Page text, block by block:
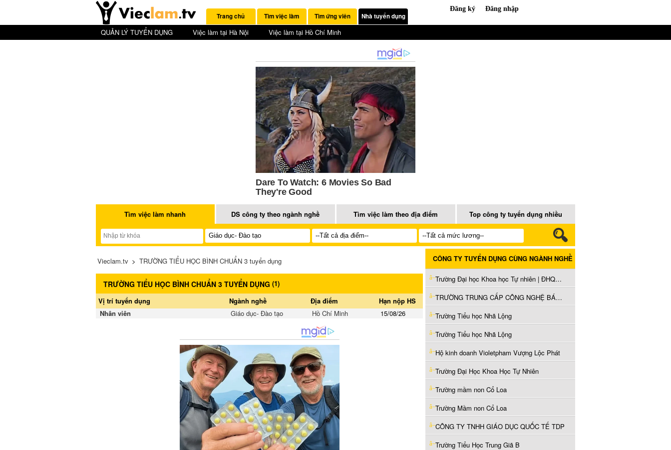
Trang chủ Tìm việc làm Tìm ứng viên Nhà tuyển dụng
QUẢN LÝ TUYỂN DỤNG Việc làm tại Hà Nội Việc làm tại Hồ Chí Minh
Tìm việc làm nhanh DS công ty theo ngành nghề Tìm việc làm theo địa điểm Top công ty tuyển dụng nhiều
Vieclam.tv > TRƯỜNG TIỂU HỌC BÌNH CHUẨN 3 tuyển dụng
TRƯỜNG TIỂU HỌC BÌNH CHUẨN 3 TUYỂN DỤNG (1)
Vị trí tuyển dụng
Ngành nghề Địa điểm
Hạn nộp HS
Nhân viên
Giáo dục- Đào tạo Hồ Chí Minh 15/08/26
CÔNG TY TUYỂN DỤNG CÙNG NGÀNH NGHỀ
Trường Đại học Khoa học Tự nhiên | ĐHQGHN
TRƯỜNG TRUNG CẤP CÔNG NGHỆ BÁCH KHOA
Trường Tiểu học Nhã Lộng
Trường Tiểu học Nhã Lộng
Hộ kinh doanh Violetpham Vượng Lộc Phát
Trường Đại Học Khoa Học Tự Nhiên
Trường mầm non Cổ Loa
Trường Mầm non Cổ Loa
CÔNG TY TNHH GIÁO DỤC QUỐC TẾ TDP
Trường Tiểu Học Trung Giã B